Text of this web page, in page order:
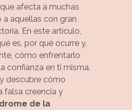
afecta a muchas
a aquellas con gran
En este artículo,
es, por qué ocurre y,
cómo enfrentarlo
confianza en ti misma.
descubre cómo
falsa creencia y
de la